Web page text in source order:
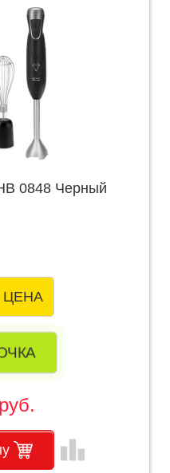
0848 Черный
leaderboard